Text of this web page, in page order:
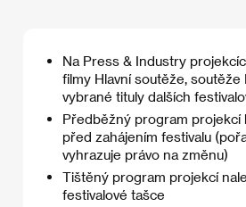
Na Press & Industry
filmy Hlavní soutěže, soutěže
vybrané tituly dalších
Předběžný program projekcí
před zahájením festivalu
vyhrazuje právo na změnu)
Tištěný program projekcí
festivalové tašce